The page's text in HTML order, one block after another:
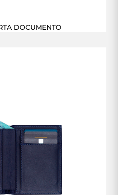
DOCUMENTO